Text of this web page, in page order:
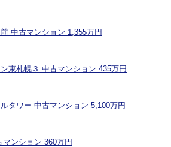
中古マンション 1,355万円
東札幌３ 中古マンション 435万円
タワー 中古マンション 5,100万円
ンション 360万円